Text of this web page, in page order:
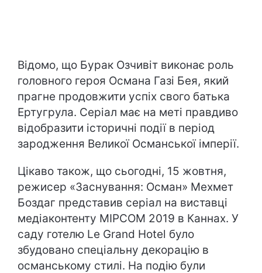
Відомо, що Бурак Озчивіт виконає роль
головного героя Османа Газі Бея, який
прагне продовжити успіх свого батька
Ертугрула. Серіал має на меті правдиво
відобразити історичні події в період
зародження Великої Османської імперії.
Цікаво також, що сьогодні, 15 жовтня,
режисер «Заснування: Осман» Мехмет
Боздаг представив серіал на виставці
медіаконтенту MIPCOM 2019 в Каннах. У
саду готелю Le Grand Hotel було
збудовано спеціальну декорацію в
османському стилі. На подію були